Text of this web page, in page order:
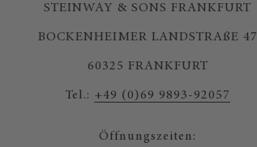
STEINWAY & SONS FRANKFURT
BOCKENHEIMER LANDSTRAßE 47
60325 FRANKFURT
Tel.: +49 (0)69 9893-92057
Öffnungszeiten: